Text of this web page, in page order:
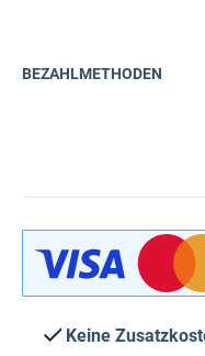
BEZAHLMETHODEN
Keine